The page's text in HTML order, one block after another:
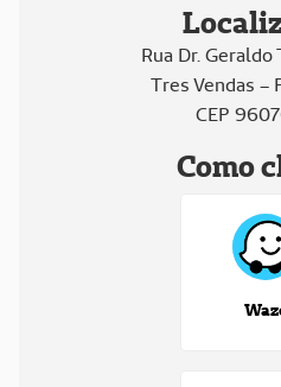
Rua Dr.
Tres Vendas –
CEP
Como